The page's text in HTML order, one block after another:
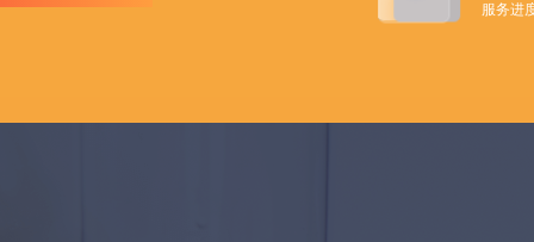
服务进